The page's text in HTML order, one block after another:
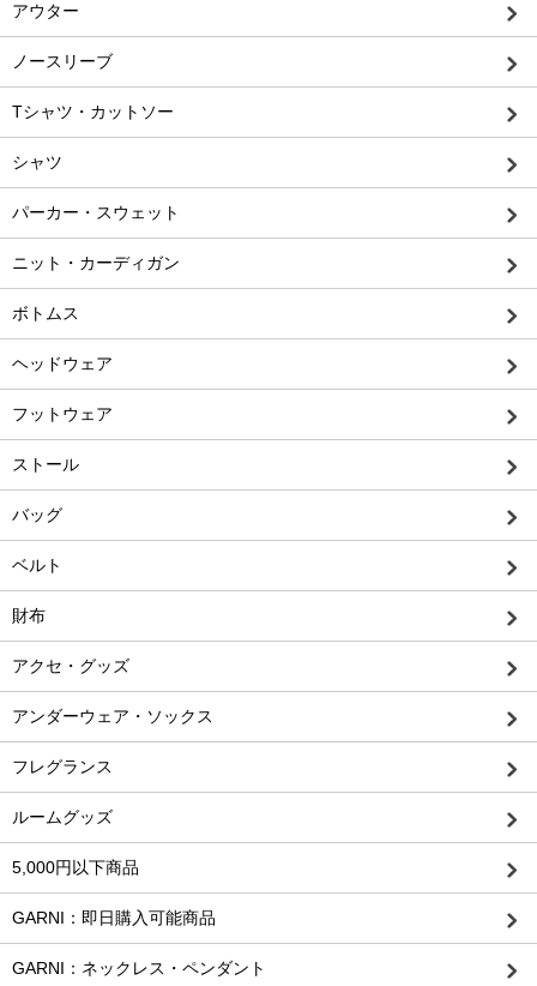
アウター
ノースリーブ
Tシャツ・カットソー
シャツ
パーカー・スウェット
ニット・カーディガン
ボトムス
ヘッドウェア
フットウェア
ストール
バッグ
ベルト
財布
アクセ・グッズ
アンダーウェア・ソックス
フレグランス
ルームグッズ
5,000円以下商品
GARNI：即日購入可能商品
GARNI：ネックレス・ペンダント